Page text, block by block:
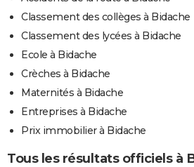
Classement des collèges à Bidache
Classement des lycées à Bidache
Ecole à Bidache
Crèches à Bidache
Maternités à Bidache
Entreprises à Bidache
Prix immobilier à Bidache
Tous les résultats officiels à